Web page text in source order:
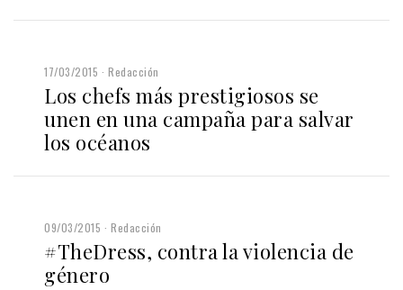
17/03/2015 Redacción
Los chefs más prestigiosos se
unen en una campaña para salvar
los océanos
09/03/2015 Redacción
#TheDress, contra la violencia de
género